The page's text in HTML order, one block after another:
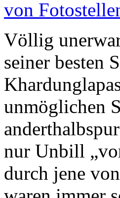
Völlig
seiner besten
unmöglichen
nur Unbill
durch jene